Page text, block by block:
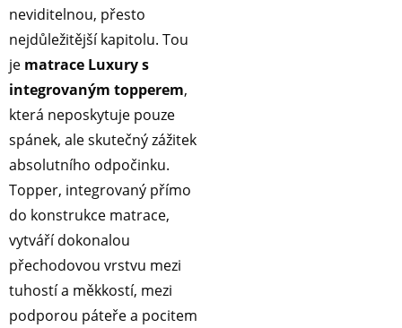
neviditelnou, přesto
nejdůležitější kapitolu. Tou
je matrace Luxury s
integrovaným topperem,
která neposkytuje pouze
spánek, ale skutečný zážitek
absolutního odpočinku.
Topper, integrovaný přímo
do konstrukce matrace,
vytváří dokonalou
přechodovou vrstvu mezi
tuhostí a měkkostí, mezi
podporou páteře a pocitem